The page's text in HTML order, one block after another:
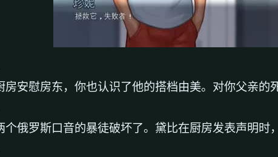
房安慰房东，你也认识了他的搭档由美。对你父亲的
个俄罗斯口音的暴徒破坏了。黛比在厨房发表声明时